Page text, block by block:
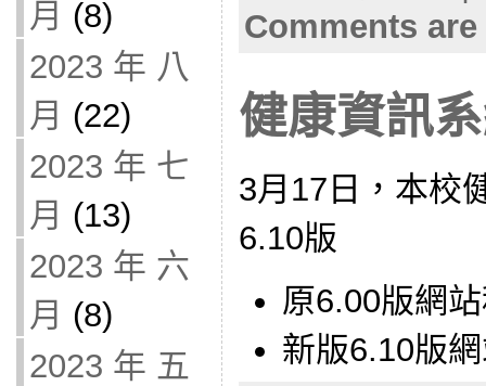
月 (8)
2023 年 八
月 (22)
2023 年 七
月 (13)
2023 年 六
月 (8)
2023 年 五
Comments
健康資訊
3月17日，本校
6.10版
原6.00版網
新版6.10版